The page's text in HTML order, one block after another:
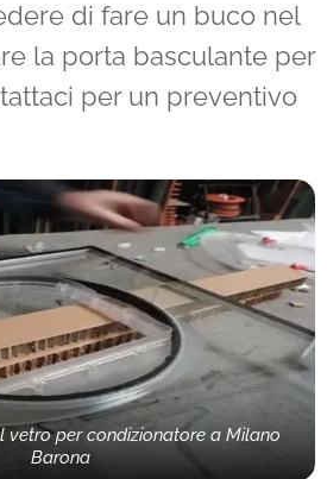
di fare un buco nel
la porta basculante per
per un preventivo
vetro per condizionatore a Milano
Barona